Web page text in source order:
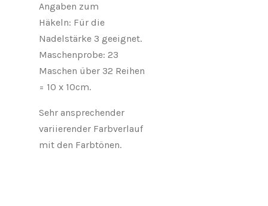
Angaben zum
Häkeln: Für die
Nadelstärke 3 geeignet.
Maschenprobe: 23
Maschen über 32 Reihen
= 10 x 10cm.
Sehr ansprechender
variierender Farbverlauf
mit den Farbtönen.